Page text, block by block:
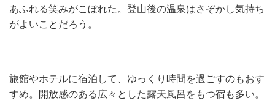
あふれる笑みがこぼれた。登山後の温泉はさぞかし気持ち
がよいことだろう。
旅館やホテルに宿泊して、ゆっくり時間を過ごすのもおす
すめ。開放感のある広々とした露天風呂をもつ宿も多い。